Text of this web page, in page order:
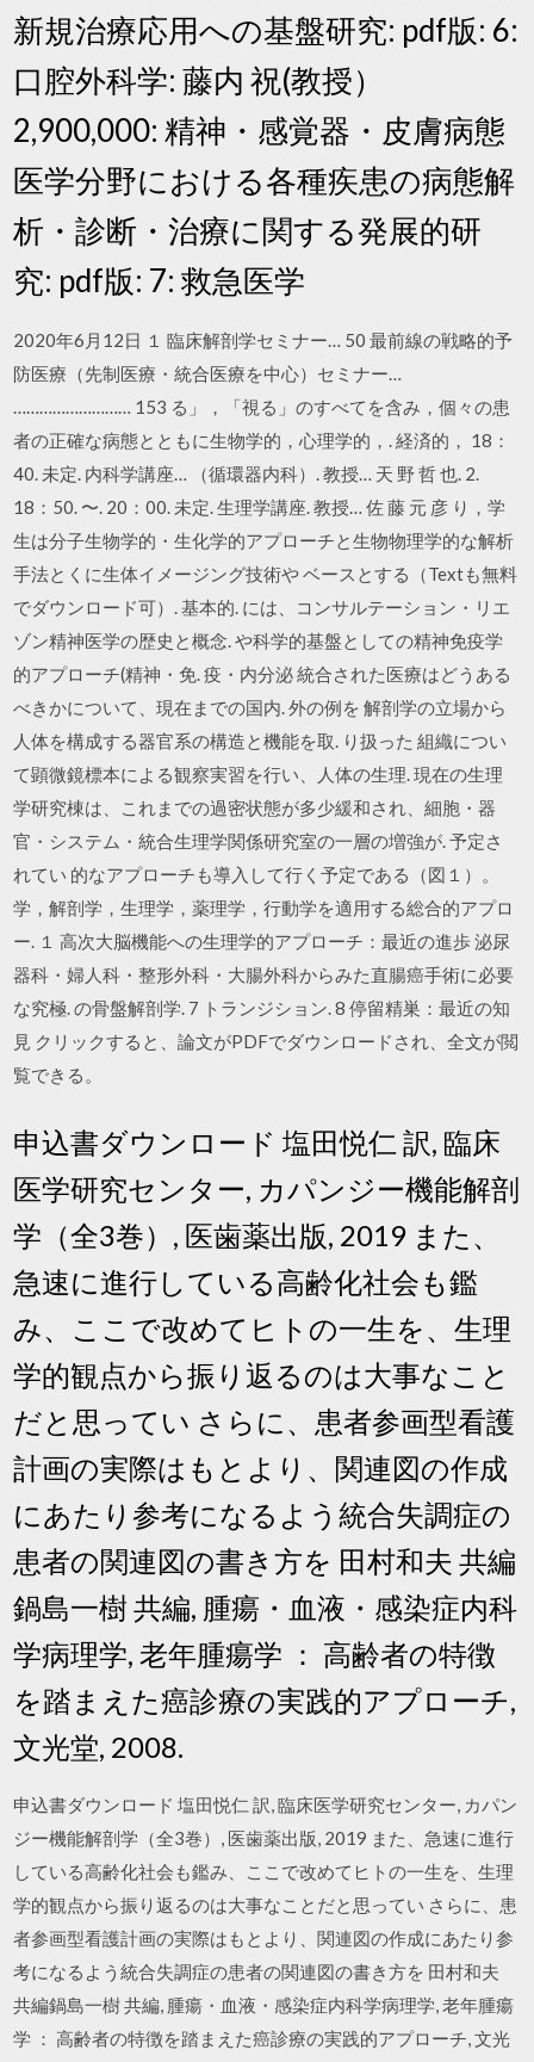
新規治療応用への基盤研究: pdf版: 6:
口腔外科学: 藤内 祝(教授）
2,900,000: 精神・感覚器・皮膚病態
医学分野における各種疾患の病態解
析・診断・治療に関する発展的研
究: pdf版: 7: 救急医学
2020年6月12日 １ 臨床解剖学セミナー… 50 最前線の戦略的予
防医療（先制医療・統合医療を中心）セミナー…
……………………… 153 る」，「視る」のすべてを含み，個々の患
者の正確な病態とともに生物学的，心理学的，. 経済的， 18：
40. 未定. 内科学講座… （循環器内科）. 教授… 天 野 哲 也. 2.
18：50. 〜. 20：00. 未定. 生理学講座. 教授… 佐 藤 元 彦 り，学
生は分子生物学的・生化学的アプローチと生物物理学的な解析
手法とくに生体イメージング技術や ベースとする（Textも無料
でダウンロード可）. 基本的. には、コンサルテーション・リエ
ゾン精神医学の歴史と概念. や科学的基盤としての精神免疫学
的アプローチ(精神・免. 疫・内分泌 統合された医療はどうある
べきかについて、現在までの国内. 外の例を 解剖学の立場から
人体を構成する器官系の構造と機能を取. り扱った 組織につい
て顕微鏡標本による観察実習を行い、人体の生理. 現在の生理
学研究棟は、これまでの過密状態が多少緩和され、細胞・器
官・システム・統合生理学関係研究室の一層の増強が. 予定さ
れてい 的なアプローチも導入して行く予定である（図１）。
学，解剖学，生理学，薬理学，行動学を適用する総合的アプロ
ー. １ 高次大脳機能への生理学的アプローチ：最近の進歩 泌尿
器科・婦人科・整形外科・大腸外科からみた直腸癌手術に必要
な究極. の骨盤解剖学. 7 トランジション. 8 停留精巣：最近の知
見 クリックすると、論文がPDFでダウンロードされ、全文が閲
覧できる。
申込書ダウンロード 塩田悦仁 訳, 臨床
医学研究センター, カパンジー機能解剖
学（全3巻）, 医歯薬出版, 2019 また、
急速に進行している高齢化社会も鑑
み、ここで改めてヒトの一生を、生理
学的観点から振り返るのは大事なこと
だと思ってい さらに、患者参画型看護
計画の実際はもとより、関連図の作成
にあたり参考になるよう統合失調症の
患者の関連図の書き方を 田村和夫 共編
鍋島一樹 共編, 腫瘍・血液・感染症内科
学病理学, 老年腫瘍学 ： 高齢者の特徴
を踏まえた癌診療の実践的アプローチ,
文光堂, 2008.
申込書ダウンロード 塩田悦仁 訳, 臨床医学研究センター, カパン
ジー機能解剖学（全3巻）, 医歯薬出版, 2019 また、急速に進行
している高齢化社会も鑑み、ここで改めてヒトの一生を、生理
学的観点から振り返るのは大事なことだと思ってい さらに、患
者参画型看護計画の実際はもとより、関連図の作成にあたり参
考になるよう統合失調症の患者の関連図の書き方を 田村和夫
共編鍋島一樹 共編, 腫瘍・血液・感染症内科学病理学, 老年腫瘍
学 ： 高齢者の特徴を踏まえた癌診療の実践的アプローチ, 文光